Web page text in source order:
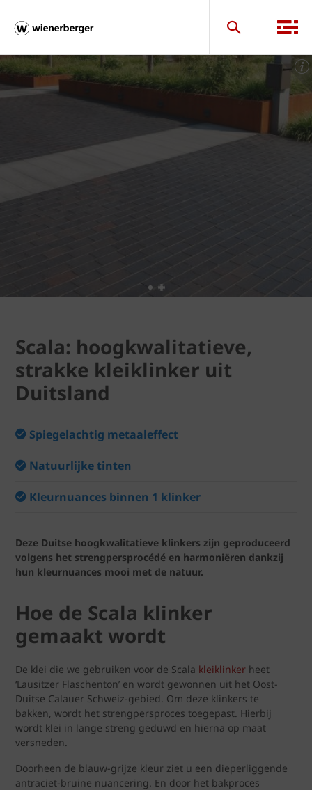
Scala: hoogkwalitatieve,
strakke kleiklinker uit
Duitsland
Spiegelachtig metaaleffect
Natuurlijke tinten
Kleurnuances binnen 1 klinker
Deze Duitse hoogkwalitatieve klinkers zijn geproduceerd
volgens het strengpersprocédé en harmoniëren dankzij
hun kleurnuances mooi met de natuur.
Hoe de Scala klinker
gemaakt wordt
De klei die we gebruiken voor de Scala kleiklinker heet
‘Lausitzer Flaschenton’ en wordt gewonnen uit het Oost-
Duitse Calauer Schweiz-gebied. Om deze klinkers te
bakken, wordt het strengpersproces toegepast. Hierbij
wordt klei in lange streng geduwd en hierna op maat
versneden.
Doorheen de blauw-grijze kleur ziet u een dieperliggende
antraciet-bruine nuancering. En door het bakproces